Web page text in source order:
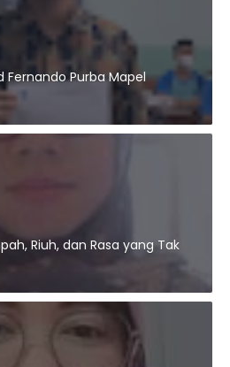
Fernando Purba Mapel
Riuh, dan Rasa yang Tak